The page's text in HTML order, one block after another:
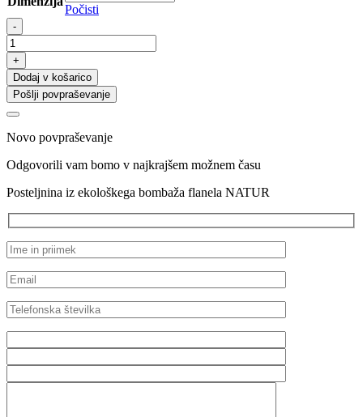
Počisti
Posteljnina
iz
ekološkega
bombaža
flanela
NATUR
količina
-
+
Dodaj v košarico
Pošlji povpraševanje
Novo povpraševanje
Odgovorili vam bomo v najkrajšem možnem času
Posteljnina iz ekološkega bombaža flanela NATUR